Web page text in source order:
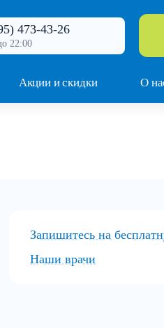
473-43-26
22:00
Акции и скидки О
Запишитесь на
Наши врачи